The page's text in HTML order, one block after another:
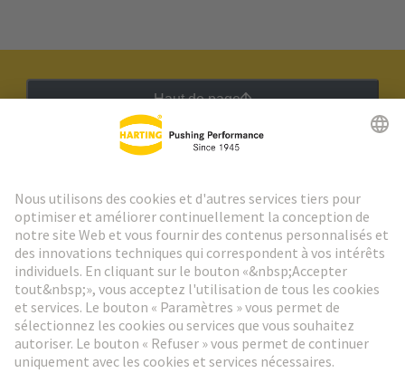
Haut de page
Aller à l'inscription
Social Media